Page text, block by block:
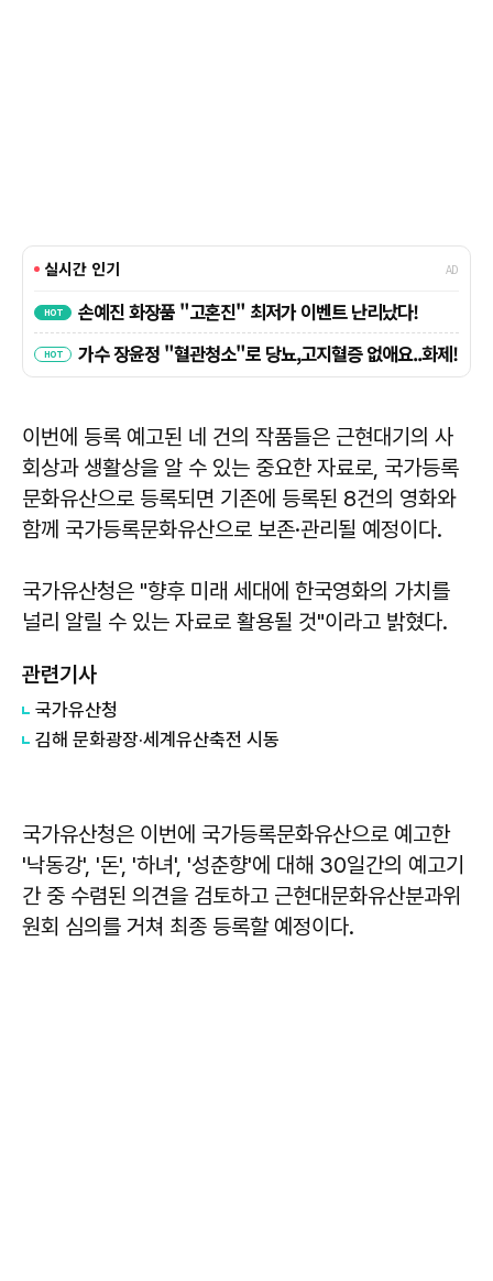
이번에 등록 예고된 네 건의 작품들은 근현대기의 사
회상과 생활상을 알 수 있는 중요한 자료로, 국가등록
문화유산으로 등록되면 기존에 등록된 8건의 영화와
함께 국가등록문화유산으로 보존·관리될 예정이다.
국가유산청은 "향후 미래 세대에 한국영화의 가치를
널리 알릴 수 있는 자료로 활용될 것"이라고 밝혔다.
관련기사
국가유산청
김해 문화광장·세계유산축전 시동
국가유산청은 이번에 국가등록문화유산으로 예고한
'낙동강', '돈', '하녀', '성춘향'에 대해 30일간의 예고기
간 중 수렴된 의견을 검토하고 근현대문화유산분과위
원회 심의를 거쳐 최종 등록할 예정이다.